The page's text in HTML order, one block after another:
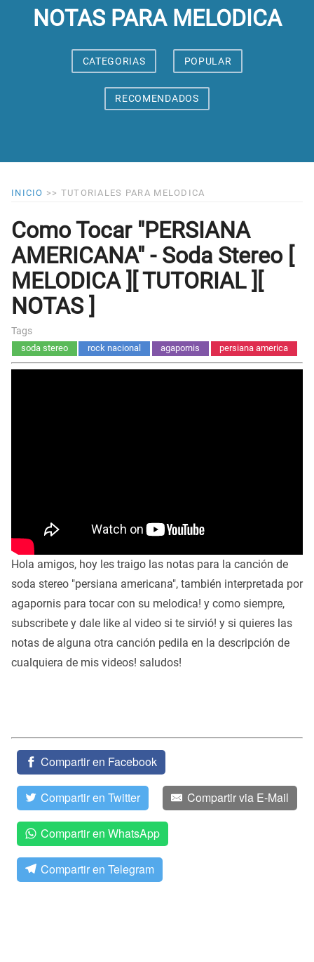
NOTAS PARA MELODICA
CATEGORIAS POPULAR
RECOMENDADOS
INICIO >> TUTORIALES PARA MELODICA
Como Tocar "PERSIANA
AMERICANA" - Soda Stereo [
MELODICA ][ TUTORIAL ][
NOTAS ]
Tags
soda stereo rock nacional agapornis persiana america
Hola amigos, hoy les traigo las notas para la canción de
soda stereo "persiana americana", también interpretada por
agapornis para tocar con su melodica! y como siempre,
subscribete y dale like al video si te sirvió! y si quieres las
notas de alguna otra canción pedila en la descripción de
cualquiera de mis videos! saludos!
Compartir en Facebook
Compartir en Twitter Compartir via E-Mail
Compartir en WhatsApp
Compartir en Telegram